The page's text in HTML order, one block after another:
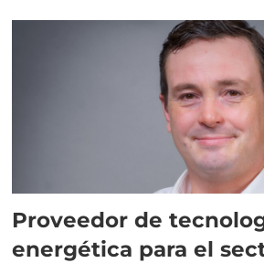
Proveedor de
energética para el